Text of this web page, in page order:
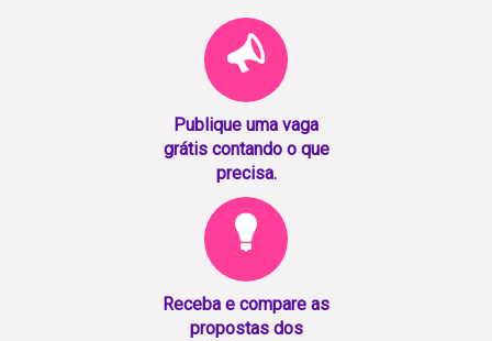
Publique uma vaga
grátis contando o que
precisa.
Receba e compare as
propostas dos